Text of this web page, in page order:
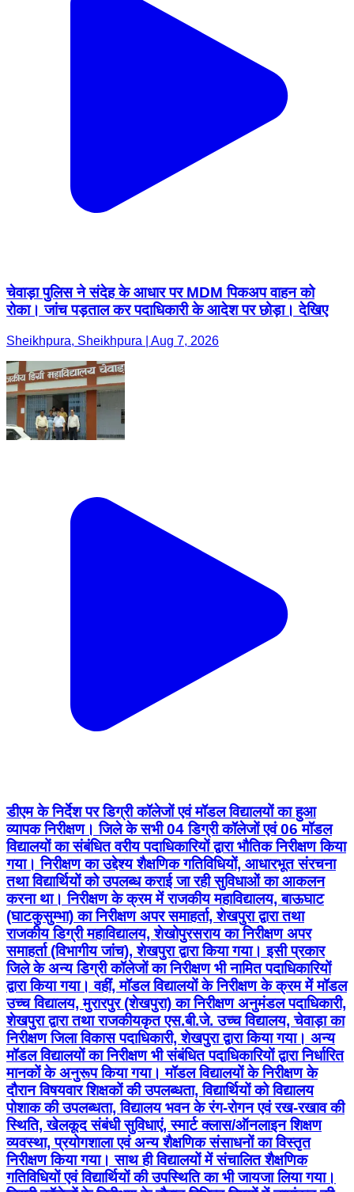
चेवाड़ा पुलिस ने संदेह के आधार पर MDM पिकअप वाहन को
रोका। जांच पड़ताल कर पदाधिकारी के आदेश पर छोड़ा। देखिए
Sheikhpura, Sheikhpura | Aug 7, 2026
डीएम के निर्देश पर डिग्री कॉलेजों एवं मॉडल विद्यालयों का हुआ
व्यापक निरीक्षण। जिले के सभी 04 डिग्री कॉलेजों एवं 06 मॉडल
विद्यालयों का संबंधित वरीय पदाधिकारियों द्वारा भौतिक निरीक्षण किया
गया। निरीक्षण का उद्देश्य शैक्षणिक गतिविधियों, आधारभूत संरचना
तथा विद्यार्थियों को उपलब्ध कराई जा रही सुविधाओं का आकलन
करना था। निरीक्षण के क्रम में राजकीय महाविद्यालय, बाऊघाट
(घाटकुसुम्भा) का निरीक्षण अपर समाहर्ता, शेखपुरा द्वारा तथा
राजकीय डिग्री महाविद्यालय, शेखोपुरसराय का निरीक्षण अपर
समाहर्ता (विभागीय जांच), शेखपुरा द्वारा किया गया। इसी प्रकार
जिले के अन्य डिग्री कॉलेजों का निरीक्षण भी नामित पदाधिकारियों
द्वारा किया गया। वहीं, मॉडल विद्यालयों के निरीक्षण के क्रम में मॉडल
उच्च विद्यालय, मुरारपुर (शेखपुरा) का निरीक्षण अनुमंडल पदाधिकारी,
शेखपुरा द्वारा तथा राजकीयकृत एस.बी.जे. उच्च विद्यालय, चेवाड़ा का
निरीक्षण जिला विकास पदाधिकारी, शेखपुरा द्वारा किया गया। अन्य
मॉडल विद्यालयों का निरीक्षण भी संबंधित पदाधिकारियों द्वारा निर्धारित
मानकों के अनुरूप किया गया। मॉडल विद्यालयों के निरीक्षण के
दौरान विषयवार शिक्षकों की उपलब्धता, विद्यार्थियों को विद्यालय
पोशाक की उपलब्धता, विद्यालय भवन के रंग-रोगन एवं रख-रखाव की
स्थिति, खेलकूद संबंधी सुविधाएं, स्मार्ट क्लास/ऑनलाइन शिक्षण
व्यवस्था, प्रयोगशाला एवं अन्य शैक्षणिक संसाधनों का विस्तृत
निरीक्षण किया गया। साथ ही विद्यालयों में संचालित शैक्षणिक
गतिविधियों एवं विद्यार्थियों की उपस्थिति का भी जायजा लिया गया।